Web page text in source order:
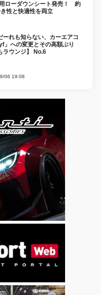
ローダウンシート発売！ 約
性と快適性を両立
ーれも知らない、カーエアコ
」への変更とその高額ぶり
ラウンジ】 No.6
06 19:08